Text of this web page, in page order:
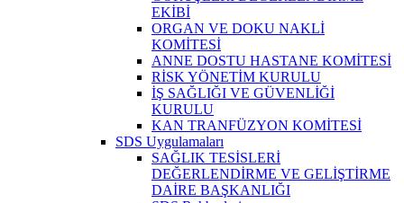
EKİBİ
ORGAN VE DOKU NAKLİ
KOMİTESİ
ANNE DOSTU HASTANE KOMİTESİ
RİSK YÖNETİM KURULU
İŞ SAĞLIĞI VE GÜVENLİĞİ
KURULU
KAN TRANFÜZYON KOMİTESİ
SDS Uygulamaları
SAĞLIK TESİSLERİ
DEĞERLENDİRME VE GELİŞTİRME
DAİRE BAŞKANLIĞI